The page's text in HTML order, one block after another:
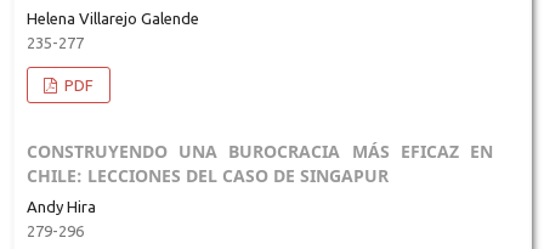
Helena Villarejo Galende
235-277
PDF
CONSTRUYENDO UNA BUROCRACIA MÁS EFICAZ EN
CHILE: LECCIONES DEL CASO DE SINGAPUR
Andy Hira
279-296